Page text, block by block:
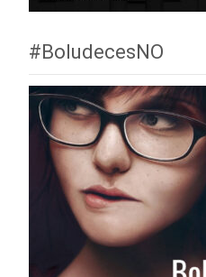
#BoludecesNO